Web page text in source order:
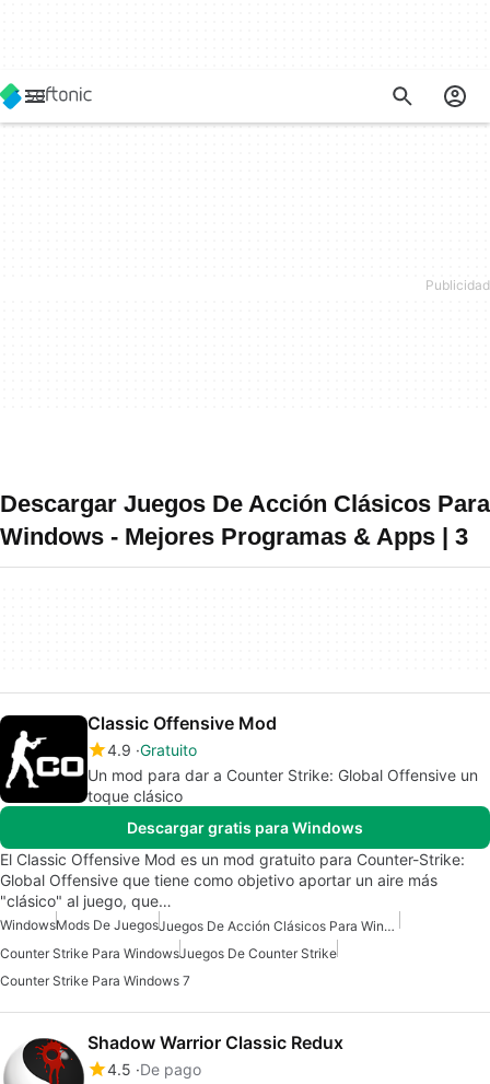
Descargar Juegos De Acción Clásicos Para
Windows - Mejores Programas & Apps | 3
Classic Offensive Mod
4.9 Gratuito
Un mod para dar a Counter Strike: Global Offensive un
toque clásico
Descargar gratis para Windows
El Classic Offensive Mod es un mod gratuito para Counter-Strike:
Global Offensive que tiene como objetivo aportar un aire más
"clásico" al juego, que…
WindowsMods De Juegos
Juegos De Acción Clásicos Para Windows
Counter Strike Para WindowsJuegos De Counter Strike
Counter Strike Para Windows 7
Shadow Warrior Classic Redux
4.5 De pago